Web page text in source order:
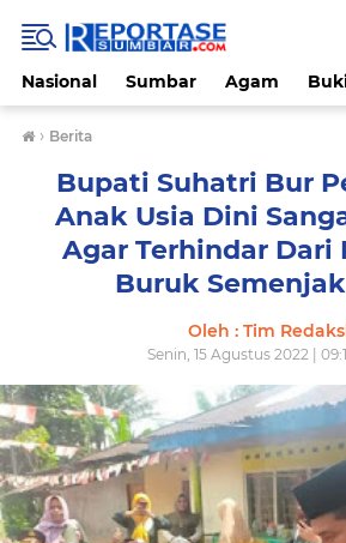
Nasional Sumbar Agam
› Berita
Bupati Suhatri Bur
Anak Usia Dini
Agar Terhindar Dari
Buruk
Oleh : Tim
Senin, 15 Agustus 2022 |